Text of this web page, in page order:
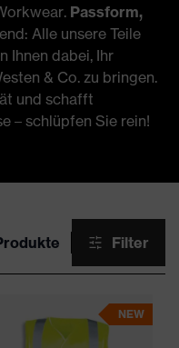
Passform,
Alle unsere Teile
Ihnen dabei, Ihr
& Co. zu bringen.
und schafft
– schlüpfen Sie rein!
Filter
NEW